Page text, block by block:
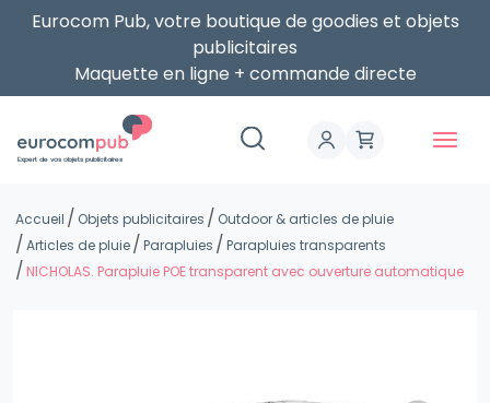
Eurocom Pub, votre boutique de goodies et objets
publicitaires
Maquette en ligne + commande directe
Expert de vos objets publicitaires
Accueil Objets publicitaires
Outdoor & articles de pluie
Articles de pluie
Parapluies
Parapluies transparents
NICHOLAS. Parapluie POE transparent avec ouverture automatique